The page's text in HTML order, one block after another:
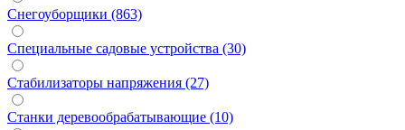
Снегоуборщики (863)
Специальные садовые устройства (30)
Стабилизаторы напряжения (27)
Станки деревообрабатывающие (10)